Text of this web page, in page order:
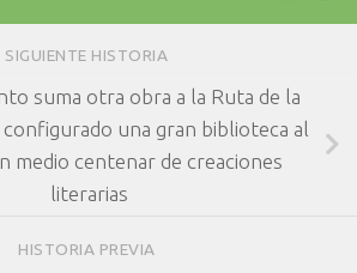
SIGUIENTE HISTORIA
suma otra obra a la Ruta de la
configurado una gran biblioteca al
medio centenar de creaciones
literarias
HISTORIA PREVIA